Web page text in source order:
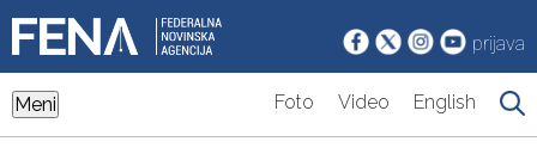
prijava
Meni Foto Video English